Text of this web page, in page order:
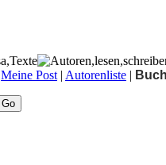
Meine Post | Autorenliste |